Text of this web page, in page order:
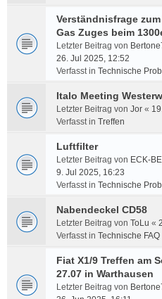
Verständnisfrage
Gas Zuges beim
Letzter Beitrag von
26. Jul 2025, 12:52
Verfasst in Technische
Italo Meeting
Letzter Beitrag von Jor «
Verfasst in Treffen
Luftfilter
Letzter Beitrag von ECK-
9. Jul 2025, 16:23
Verfasst in Technische
Nabendeckel CD58
Letzter Beitrag von ToLu «
Verfasst in Technische FAQ
Fiat X1/9 Treffen am
27.07 in Warthausen
Letzter Beitrag von